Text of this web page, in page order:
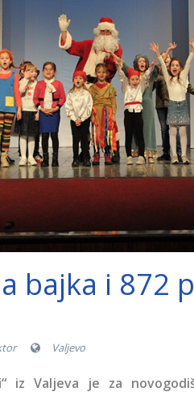
bajka i 872
Valjevo
iz Valjeva je za